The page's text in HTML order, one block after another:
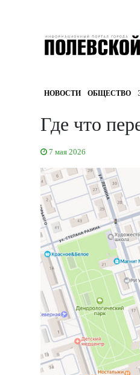
НОВОСТИ ОБЩЕСТВО
Где что
7 мая 2026